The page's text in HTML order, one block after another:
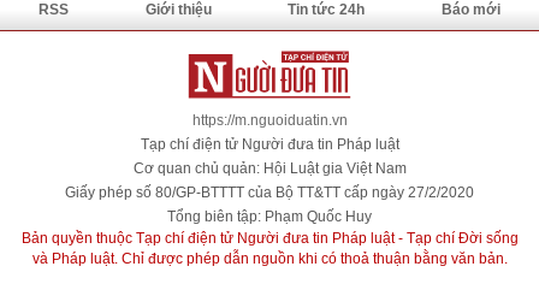
RSS Giới thiệu Tin tức 24h Báo mới
https://m.nguoiduatin.vn
Tạp chí điện tử Người đưa tin Pháp luật
Cơ quan chủ quản: Hội Luật gia Việt Nam
Giấy phép số 80/GP-BTTTT của Bộ TT&TT cấp ngày 27/2/2020
Tổng biên tập: Phạm Quốc Huy
Bản quyền thuộc Tạp chí điện tử Người đưa tin Pháp luật - Tạp chí Đời sống
và Pháp luật. Chỉ được phép dẫn nguồn khi có thoả thuận bằng văn bản.